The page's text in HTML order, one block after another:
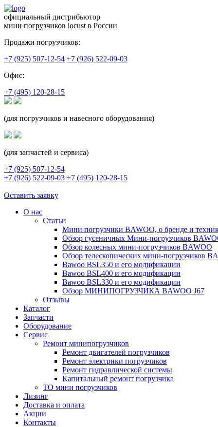
официальный дистрибьютор
мини погрузчиков locust в России
Продажи погрузчиков:
+7 (925) 507-12-54 +7 (926) 522-09-03
Офис:
+7 (495) 120-28-15
(для погрузчиков и навесного оборудования)
(для запчастей и сервиса)
+7 (925) 507-12-54
+7 (926) 522-09-03 +7 (495) 120-28-15
Оставить заявку
О нас
Статьи
Мини погрузчики BAWOO, о бренде и
Обзор гусеничных Мини-погрузчиков
Обзор колесных мини-погрузчиков BAWOO
Обзор телескопических мини-погрузчиков
Bawoo BSL350 и его модификации
Bawoo BSL400 и его модификации
Bawoo BSL330 и его модификации
Обзор МИНИПОГРУЗЧИКА BAWOO J67
Отзывы
Каталог
Запчасти
Оборудование
Сервис
Ремонт минипогрузчиков
Ремонт двигателей погрузчиков
Ремонт электрики погрузчиков
Ремонт гидравлической системы
Капитальный ремонт погрузчика
ТО мини погрузчиков
Лизинг
Доставка и оплата
Акции
Контакты